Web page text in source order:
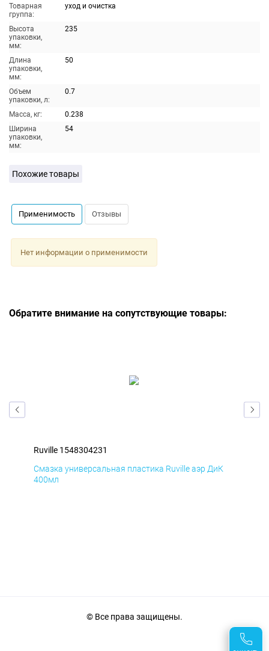
Товарная
группа:
уход и очистка
Высота
упаковки,
мм:
235
Длина
упаковки,
мм:
50
Объем
упаковки, л:
0.7
Масса, кг:
0.238
Ширина
упаковки,
мм:
54
Похожие товары
Применимость Отзывы
Нет информации о применимости
Обратите внимание на сопутствующие товары:
Ruville 1548304231
Смазка универсальная пластика Ruville аэр ДиК
400мл
© Все права защищены.